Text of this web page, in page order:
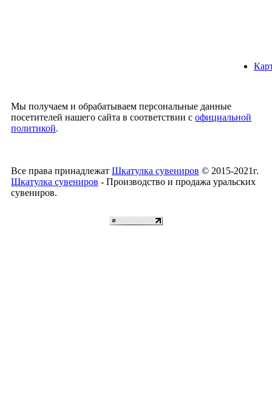
Мы получаем и обрабатываем персональные данные
посетителей нашего сайта в соответствии с официальной
политикой.
Все права принадлежат Шкатулка сувениров © 2015-2021г.
Шкатулка сувениров - Производство и продажа уральских
сувениров.